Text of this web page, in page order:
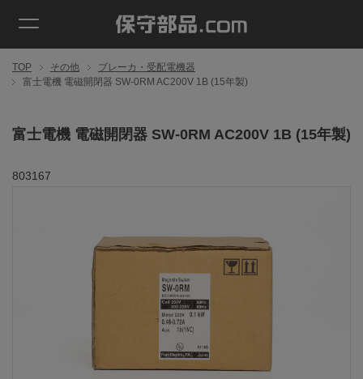
TOP その他
ブレーカ・受配電機器
富士電機 電磁開閉器 SW-0RM AC200V 1B (15年製)
富士電機 電磁開閉器 SW-0RM AC200V 1B (15年製)
803167